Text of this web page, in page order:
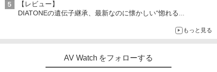
【レビュー】
DIATONEの遺伝子継承、最新なのに懐かしい“惚れる
もっと見る
AV Watch をフォローする